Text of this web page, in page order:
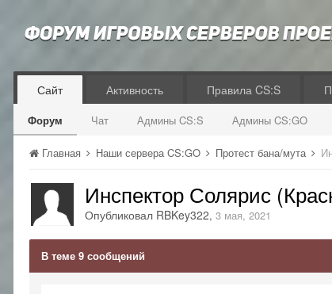
Сайт
Форум Чат Админы CS:S Админы CS:GO
Активность Правила CS:S
Главная Наши сервера CS:GO Протест бана/мута
Инспектор Солярис
Опубликовал RBKey322, 3 мая, 2021
В теме 9 сообщений